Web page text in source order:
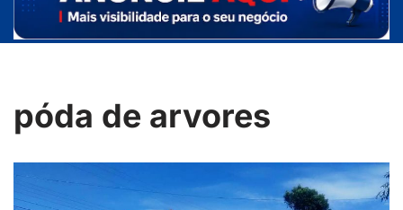
póda de arvores